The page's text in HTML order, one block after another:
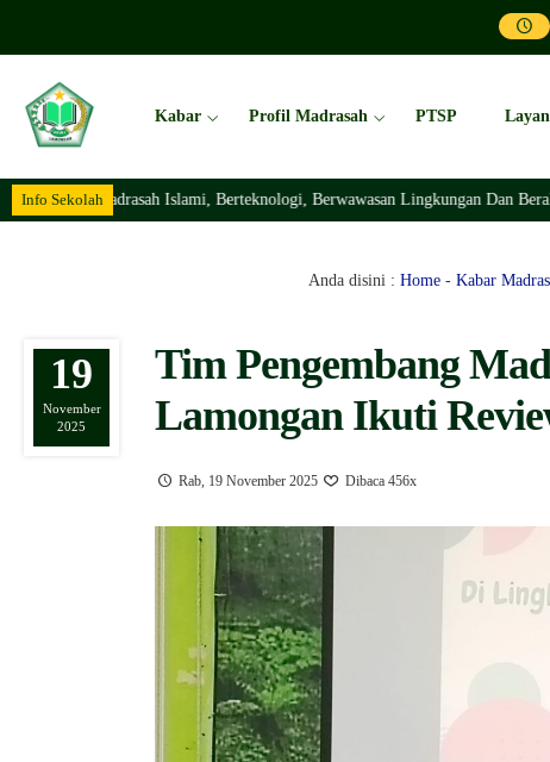
Kabar Profil Madrasah PTSP
Info Sekolah
Madrasah Islami, Berteknologi, Berwawasan Lingkungan Dan Berakhlaqul
Anda disini : Home - Kabar
19
November
2025
Tim Pengembang
Lamongan Ikuti
Rab, 19 November 2025 Dibaca 456x